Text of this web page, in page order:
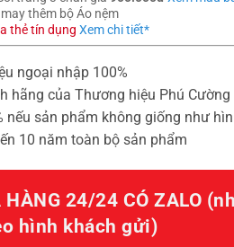
thêm bộ Áo nệm
thẻ tín dụng Xem chi tiết*
ngoại nhập 100%
hãng của Thương hiệu Phú Cường
nếu sản phẩm không giống như
10 năm toàn bộ sản phẩm
HÀNG 24/24 CÓ ZALO
hình khách gửi)